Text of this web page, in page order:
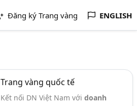
Đăng ký Trang vàng ENGLISH
Trang vàng quốc tế
Kết nối DN Việt Nam vớidoanh